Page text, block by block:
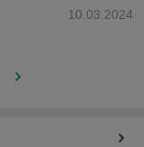
10.03.2024